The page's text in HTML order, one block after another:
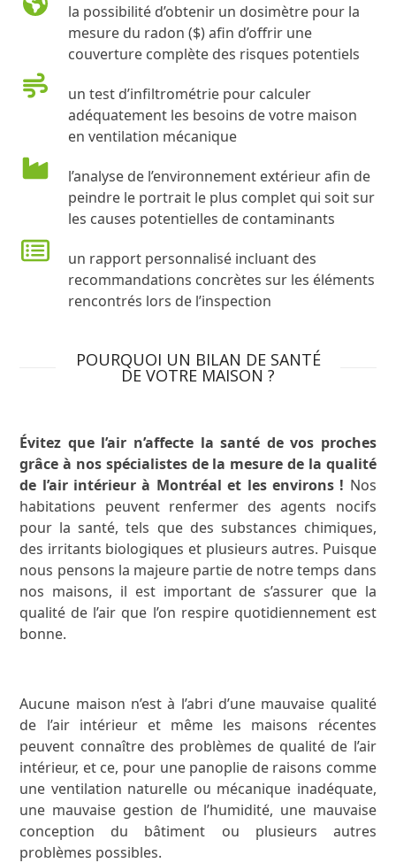
la possibilité d’obtenir un dosimètre pour la
mesure du radon ($) afin d’offrir une
couverture complète des risques potentiels
un test d’infiltrométrie pour calculer
adéquatement les besoins de votre maison
en ventilation mécanique
l’analyse de l’environnement extérieur afin de
peindre le portrait le plus complet qui soit sur
les causes potentielles de contaminants
un rapport personnalisé incluant des
recommandations concrètes sur les éléments
rencontrés lors de l’inspection
POURQUOI UN BILAN DE SANTÉ
DE VOTRE MAISON ?
Évitez que l’air n’affecte la santé de vos proches
grâce à nos spécialistes de la mesure de la qualité
de l’air intérieur à Montréal et les environs ! Nos
habitations peuvent renfermer des agents nocifs
pour la santé, tels que des substances chimiques,
des irritants biologiques et plusieurs autres. Puisque
nous pensons la majeure partie de notre temps dans
nos maisons, il est important de s’assurer que la
qualité de l’air que l’on respire quotidiennement est
bonne.
Aucune maison n’est à l’abri d’une mauvaise qualité
de l’air intérieur et même les maisons récentes
peuvent connaître des problèmes de qualité de l’air
intérieur, et ce, pour une panoplie de raisons comme
une ventilation naturelle ou mécanique inadéquate,
une mauvaise gestion de l’humidité, une mauvaise
conception du bâtiment ou plusieurs autres
problèmes possibles.